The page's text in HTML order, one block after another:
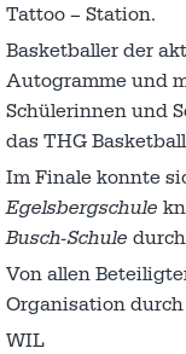
Tattoo – Station.
Basketballer der
Autogramme und
Schülerinnen und
das THG
Im Finale konnte
Egelsbergschule
Busch-Schule
Von allen
Organisation
WIL